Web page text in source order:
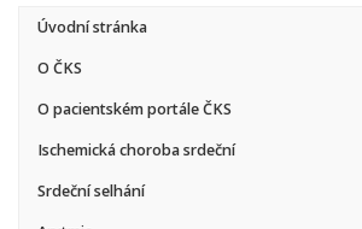
Úvodní stránka
O ČKS
O pacientském portále ČKS
Ischemická choroba srdeční
Srdeční selhání